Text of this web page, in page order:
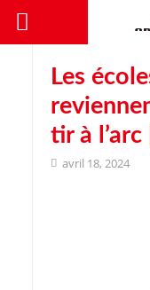
Les
tir à
avril 18, 2024